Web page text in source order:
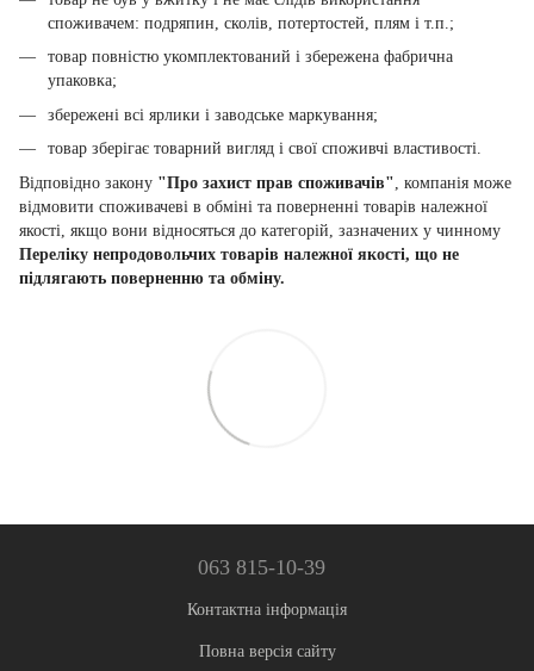
споживачем: подряпин, сколів, потертостей, плям і т.п.;
товар повністю укомплектований і збережена фабрична
упаковка;
збережені всі ярлики і заводське маркування;
товар зберігає товарний вигляд і свої споживчі властивості.
Відповідно закону "Про захист прав споживачів" , компанія може
відмовити споживачеві в обміні та поверненні товарів належної
якості, якщо вони відносяться до категорій, зазначених у чинному
Переліку непродовольчих товарів належної якості, що не
підлягають поверненню та обміну.
063 815-10-39
Контактна інформація
Повна версія сайту